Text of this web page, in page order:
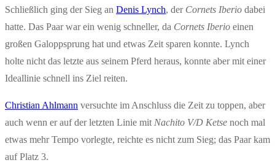
Schließlich ging der Sieg an Denis Lynch, der Cornets Iberio dabei
hatte. Das Paar war ein wenig schneller, da Cornets Iberio einen
großen Galoppsprung hat und etwas Zeit sparen konnte. Lynch
holte nicht das letzte aus seinem Pferd heraus, konnte aber mit einer
Ideallinie schnell ins Ziel reiten.
Christian Ahlmann versuchte im Anschluss die Zeit zu toppen, aber
auch wenn er auf der letzten Linie mit Nachito V/D Ketse noch mal
etwas mehr Tempo vorlegte, reichte es nicht zum Sieg; das Paar kam
auf Platz 3.